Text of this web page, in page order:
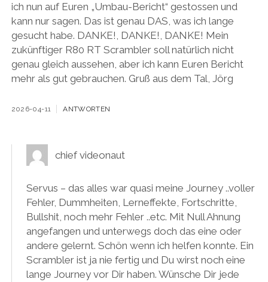
ich nun auf Euren „Umbau-Bericht“ gestossen und
kann nur sagen. Das ist genau DAS, was ich lange
gesucht habe. DANKE!, DANKE!, DANKE! Mein
zukünftiger R80 RT Scrambler soll natürlich nicht
genau gleich aussehen, aber ich kann Euren Bericht
mehr als gut gebrauchen. Gruß aus dem Tal, Jörg
2026-04-11 ANTWORTEN
chief videonaut
Servus – das alles war quasi meine Journey ..voller
Fehler, Dummheiten, Lerneffekte, Fortschritte,
Bullshit, noch mehr Fehler ..etc. Mit Null Ahnung
angefangen und unterwegs doch das eine oder
andere gelernt. Schön wenn ich helfen konnte. Ein
Scrambler ist ja nie fertig und Du wirst noch eine
lange Journey vor Dir haben. Wünsche Dir jede